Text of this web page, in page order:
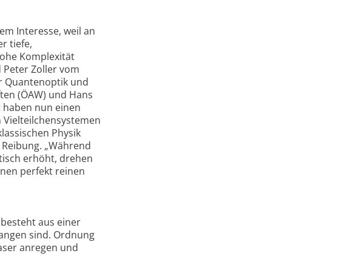
Interesse, weil an
tiefe,
Komplexität
Zoller vom
Quantenoptik und
(ÖAW) und Hans
nun einen
Physik
„Während
erhöht, drehen
perfekt reinen
aus einer
sind. Ordnung
anregen und